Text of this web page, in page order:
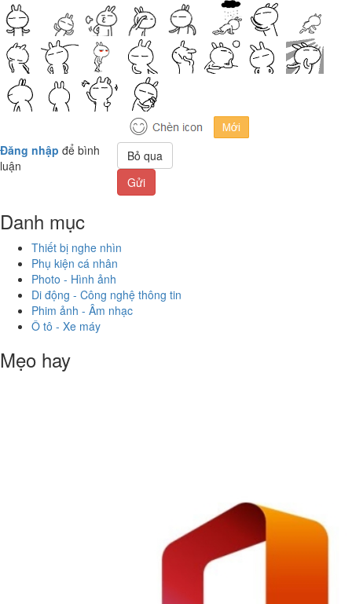
Đăng nhập để bình
luận
Bỏ qua
Gửi
Danh mục
Thiết bị nghe nhìn
Phụ kiện cá nhân
Photo - Hình ảnh
Di động - Công nghệ thông tin
Phim ảnh - Âm nhạc
Ô tô - Xe máy
Mẹo hay